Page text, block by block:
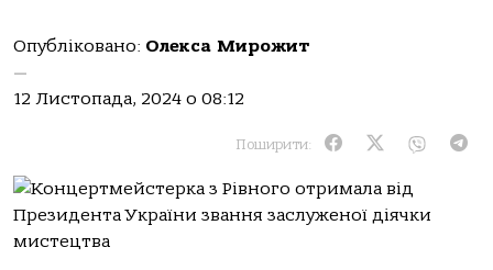
Опубліковано: Олекса Мирожит
—
12 Листопада, 2024 о 08:12
Поширити: